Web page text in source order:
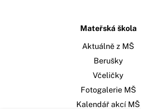
Mateřská škola
Aktuálně z MŠ
Berušky
Včeličky
Fotogalerie MŠ
Kalendář akcí MŠ